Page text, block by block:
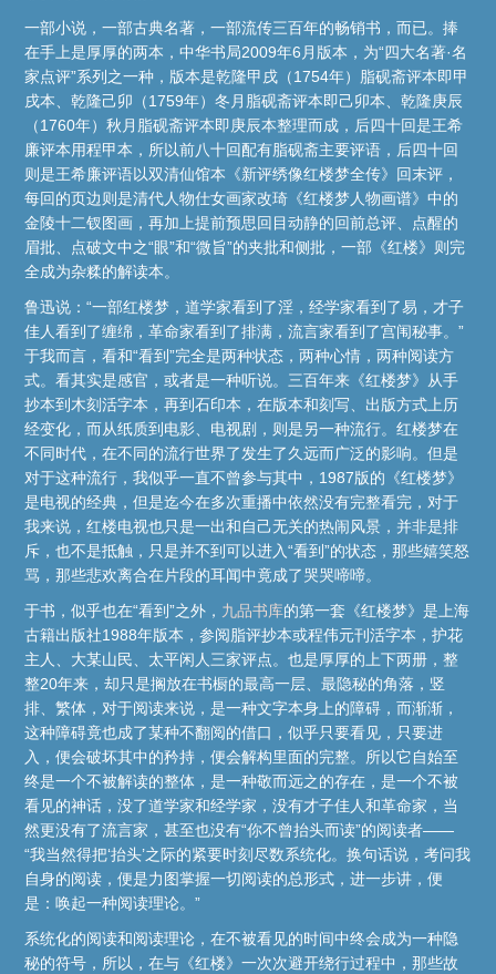
一部小说，一部古典名著，一部流传三百年的畅销书，而已。捧
在手上是厚厚的两本，中华书局2009年6月版本，为“四大名著·名
家点评”系列之一种，版本是乾隆甲戌（1754年）脂砚斋评本即甲
戌本、乾隆己卯（1759年）冬月脂砚斋评本即己卯本、乾隆庚辰
（1760年）秋月脂砚斋评本即庚辰本整理而成，后四十回是王希
廉评本用程甲本，所以前八十回配有脂砚斋主要评语，后四十回
则是王希廉评语以双清仙馆本《新评绣像红楼梦全传》回末评，
每回的页边则是清代人物仕女画家改琦《红楼梦人物画谱》中的
金陵十二钗图画，再加上提前预思回目动静的回前总评、点醒的
眉批、点破文中之“眼”和“微旨”的夹批和侧批，一部《红楼》则完
全成为杂糅的解读本。
鲁迅说：“一部红楼梦，道学家看到了淫，经学家看到了易，才子
佳人看到了缠绵，革命家看到了排满，流言家看到了宫闱秘事。”
于我而言，看和“看到”完全是两种状态，两种心情，两种阅读方
式。看其实是感官，或者是一种听说。三百年来《红楼梦》从手
抄本到木刻活字本，再到石印本，在版本和刻写、出版方式上历
经变化，而从纸质到电影、电视剧，则是另一种流行。红楼梦在
不同时代，在不同的流行世界了发生了久远而广泛的影响。但是
对于这种流行，我似乎一直不曾参与其中，1987版的《红楼梦》
是电视的经典，但是迄今在多次重播中依然没有完整看完，对于
我来说，红楼电视也只是一出和自己无关的热闹风景，并非是排
斥，也不是抵触，只是并不到可以进入“看到”的状态，那些嬉笑怒
骂，那些悲欢离合在片段的耳闻中竟成了哭哭啼啼。
于书，似乎也在“看到”之外， 九品书库的第一套《红楼梦》是上海
古籍出版社1988年版本，参阅脂评抄本或程伟元刊活字本，护花
主人、大某山民、太平闲人三家评点。也是厚厚的上下两册，整
整20年来，却只是搁放在书橱的最高一层、最隐秘的角落，竖
排、繁体，对于阅读来说，是一种文字本身上的障碍，而渐渐，
这种障碍竟也成了某种不翻阅的借口，似乎只要看见，只要进
入，便会破坏其中的矜持，便会解构里面的完整。所以它自始至
终是一个不被解读的整体，是一种敬而远之的存在，是一个不被
看见的神话，没了道学家和经学家，没有才子佳人和革命家，当
然更没有了流言家，甚至也没有“你不曾抬头而读”的阅读者——
“我当然得把‘抬头’之际的紧要时刻尽数系统化。换句话说，考问我
自身的阅读，便是力图掌握一切阅读的总形式，进一步讲，便
是：唤起一种阅读理论。”
系统化的阅读和阅读理论，在不被看见的时间中终会成为一种隐
秘的符号，所以，在与《红楼》一次次避开绕行过程中，那些故